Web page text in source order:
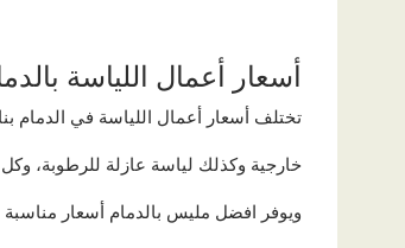
أسعار أعمال اللياسة
تختلف أسعار أعمال اللياسة في الدمام
خارجية وكذلك لياسة عازلة للرطوبة،
ويوفر افضل مليس بالدمام أسعار مناسبة